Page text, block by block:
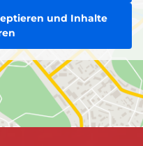
und Inhalte